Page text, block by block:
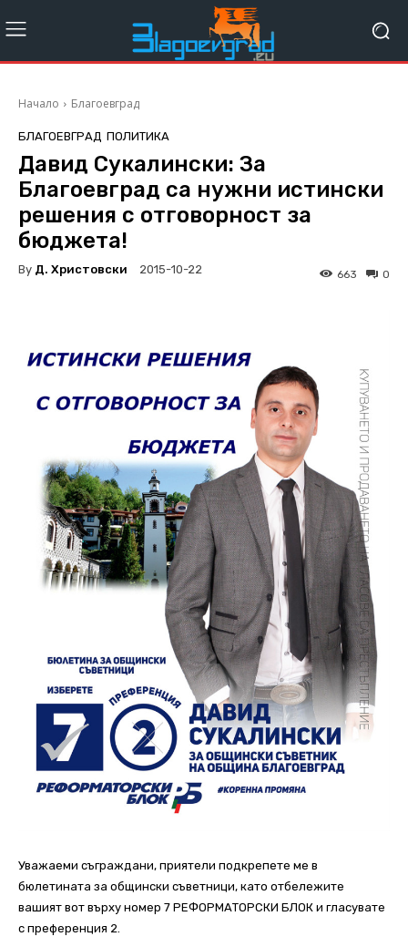
Начало Благоевград
БЛАГОЕВГРАД ПОЛИТИКА
Давид Сукалински: За
Благоевград са нужни истински
решения с отговорност за
бюджета!
By Д. Христовски 2015-10-22 0
663
Уважаеми съграждани, приятели подкрепете ме в
бюлетината за общински съветници, като отбележите
вашият вот върху номер 7 РЕФОРМАТОРСКИ БЛОК и гласувате
с преференция 2.